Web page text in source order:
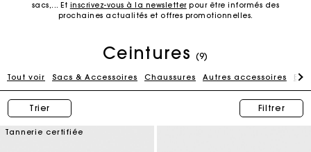
sacs,... Et inscrivez-vous à la newsletterpour être informés des
prochaines actualités et offres promotionnelles.
Ceintures (9)
Tout voir Sacs & Accessoires Chaussures Autres accessoires
Trier Filtrer
Tannerie certifiée